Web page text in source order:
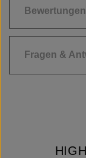
Bewertungen
Fragen &